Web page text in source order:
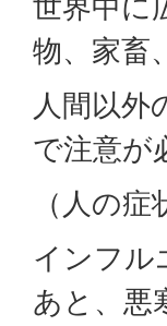
物、家畜
人間以外
で注意が
（人の症
インフル
あと、悪